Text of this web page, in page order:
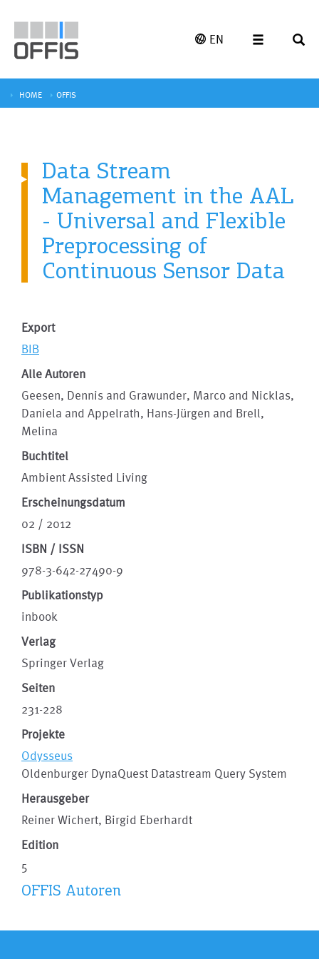
EN
HOME OFFIS
Data Stream
Management in the AAL
- Universal and Flexible
Preprocessing of
Continuous Sensor Data
Export
BIB
Alle Autoren
Geesen, Dennis and Grawunder, Marco and Nicklas,
Daniela and Appelrath, Hans-Jürgen and Brell,
Melina
Buchtitel
Ambient Assisted Living
Erscheinungsdatum
02 / 2012
ISBN / ISSN
978-3-642-27490-9
Publikationstyp
inbook
Verlag
Springer Verlag
Seiten
231-228
Projekte
Odysseus
Oldenburger DynaQuest Datastream Query System
Herausgeber
Reiner Wichert, Birgid Eberhardt
Edition
5
OFFIS Autoren